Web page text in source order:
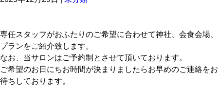
専任スタッフがおふたりのご希望に合わせて神社、会食会場、
プランをご紹介致します。
なお、当サロンはご予約制とさせて頂いております。
ご希望のお日にちお時間が決まりましたらお早めのご連絡をお
待ちしております。